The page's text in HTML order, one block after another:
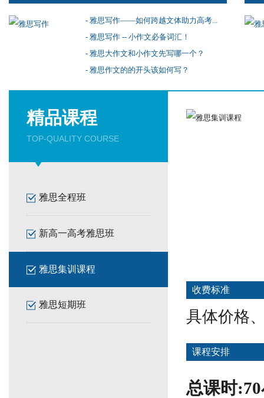
- 雅思写作——如何跨越文体助力高考...
- 雅思写作 -- 小作文必备词汇！
- 雅思大作文和小作文先写哪一个？
- 雅思作文的的开头该如何写？
精品课程
TOP-QUALITY COURSE
雅思全程班
新高一高考雅思班
雅思集训课程
雅思短期班
收费标准
具体价格
课程安排
总课时